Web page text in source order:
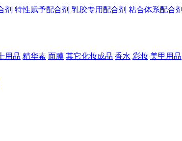
剂 特性赋予配合剂 乳胶专用配合剂 粘合体系配合剂
用品 精华素 面膜 其它化妆成品 香水 彩妆 美甲用品